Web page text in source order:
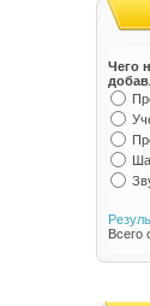
Чего
Всего